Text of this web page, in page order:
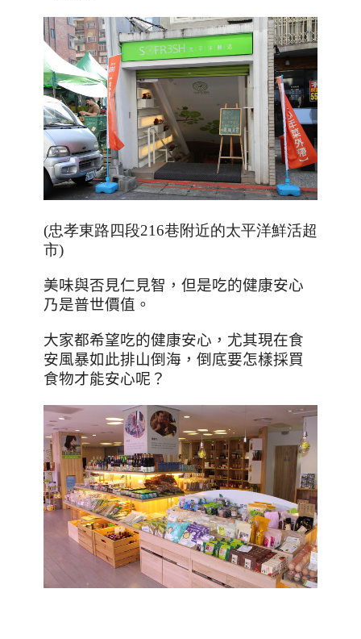
(忠孝東路四段216巷附近的太平洋鮮活超
市)
美味與否見仁見智，但是吃的健康安心
乃是普世價值。
大家都希望吃的健康安心，尤其現在食
安風暴如此排山倒海，倒底要怎樣採買
食物才能安心呢？